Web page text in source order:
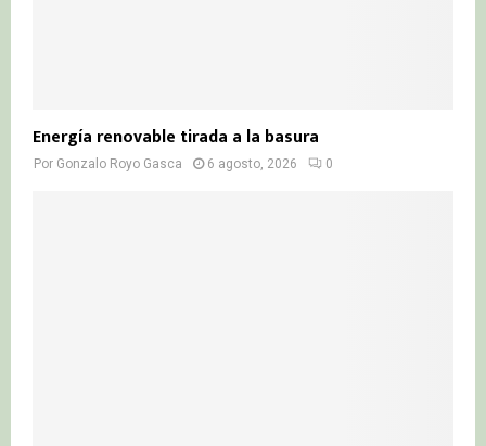
Energía renovable tirada a la basura
Por Gonzalo Royo Gasca 6 agosto, 2026 0